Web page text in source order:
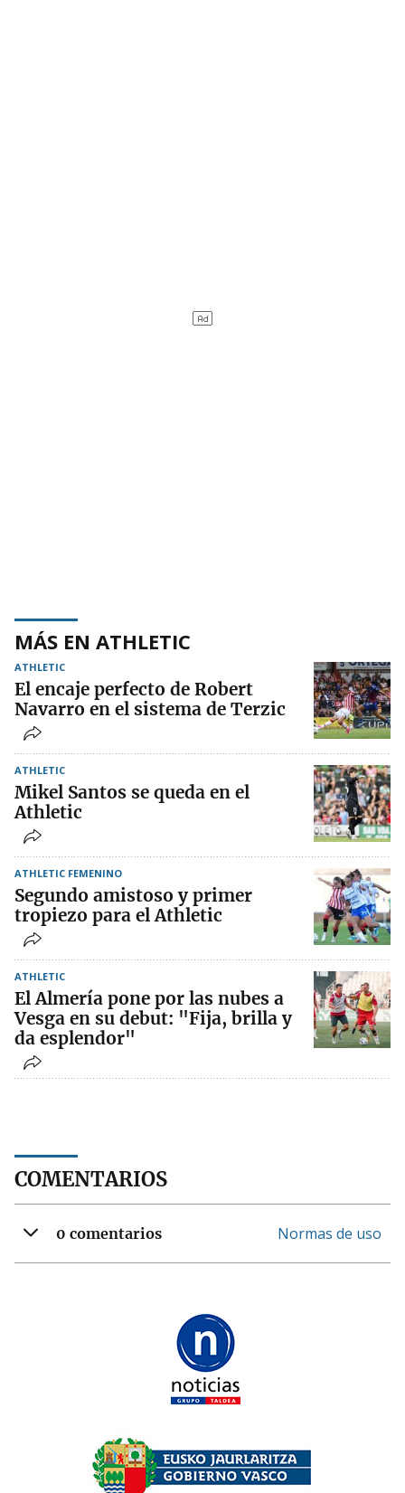
MÁS EN ATHLETIC
ATHLETIC
El encaje perfecto de Robert
Navarro en el sistema de Terzic
ATHLETIC
Mikel Santos se queda en el
Athletic
ATHLETIC FEMENINO
Segundo amistoso y primer
tropiezo para el Athletic
ATHLETIC
El Almería pone por las nubes a
Vesga en su debut: "Fija, brilla y
da esplendor"
COMENTARIOS
0 comentarios Normas de uso